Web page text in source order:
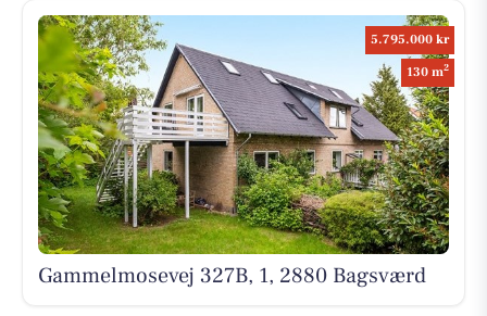
5.795.000 kr
130 m2
Gammelmosevej 327B, 1, 2880 Bagsværd